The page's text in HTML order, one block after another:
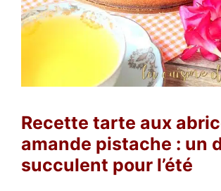
Recette tarte aux
amande pistache : un
succulent pour l’été